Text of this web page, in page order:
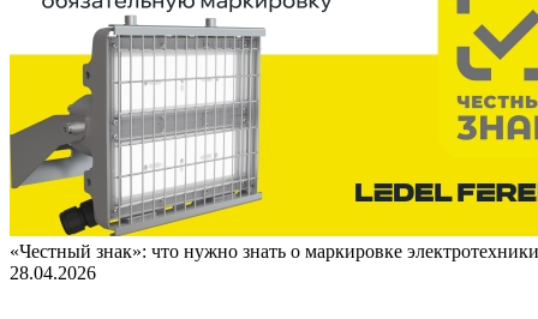
«Честный знак»: что нужно знать о маркировке электротехники
28.04.2026